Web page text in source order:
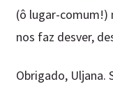
(ô lugar-comum!)
nos faz desver,
Obrigado, Uljana.